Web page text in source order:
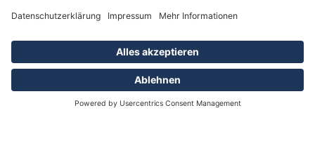
Über Neuigkeiten informiert
Newsletter